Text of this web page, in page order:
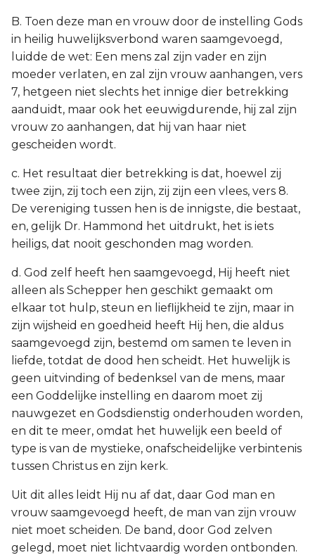
B. Toen deze man en vrouw door de instelling Gods
in heilig huwelijksverbond waren saamgevoegd,
luidde de wet: Een mens zal zijn vader en zijn
moeder verlaten, en zal zijn vrouw aanhangen, vers
7, hetgeen niet slechts het innige dier betrekking
aanduidt, maar ook het eeuwigdurende, hij zal zijn
vrouw zo aanhangen, dat hij van haar niet
gescheiden wordt.
c. Het resultaat dier betrekking is dat, hoewel zij
twee zijn, zij toch een zijn, zij zijn een vlees, vers 8.
De vereniging tussen hen is de innigste, die bestaat,
en, gelijk Dr. Hammond het uitdrukt, het is iets
heiligs, dat nooit geschonden mag worden.
d. God zelf heeft hen saamgevoegd, Hij heeft niet
alleen als Schepper hen geschikt gemaakt om
elkaar tot hulp, steun en lieflijkheid te zijn, maar in
zijn wijsheid en goedheid heeft Hij hen, die aldus
saamgevoegd zijn, bestemd om samen te leven in
liefde, totdat de dood hen scheidt. Het huwelijk is
geen uitvinding of bedenksel van de mens, maar
een Goddelijke instelling en daarom moet zij
nauwgezet en Godsdienstig onderhouden worden,
en dit te meer, omdat het huwelijk een beeld of
type is van de mystieke, onafscheidelijke verbintenis
tussen Christus en zijn kerk.
Uit dit alles leidt Hij nu af dat, daar God man en
vrouw saamgevoegd heeft, de man van zijn vrouw
niet moet scheiden. De band, door God zelven
gelegd, moet niet lichtvaardig worden ontbonden.